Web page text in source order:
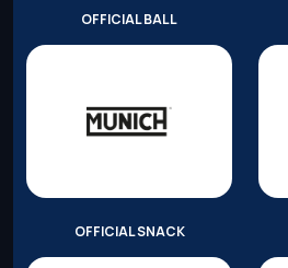
OFFICIAL BALL
OFFICIAL SNACK